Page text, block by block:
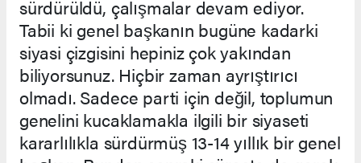
sürdürüldü, çalışmalar devam ediyor.
Tabii ki genel başkanın bugüne kadarki
siyasi çizgisini hepiniz çok yakından
biliyorsunuz. Hiçbir zaman ayrıştırıcı
olmadı. Sadece parti için değil, toplumun
genelini kucaklamakla ilgili bir siyaseti
kararlılıkla sürdürmüş 13-14 yıllık bir genel